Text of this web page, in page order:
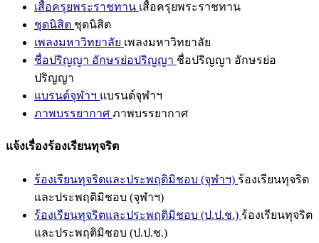
เสื้อครุยพระราชทาน เสื้อครุยพระราชทาน
ชุดนิสิต ชุดนิสิต
เพลงมหาวิทยาลัย เพลงมหาวิทยาลัย
ชื่อปริญญา อักษรย่อปริญญา ชื่อปริญญา อักษรย่อ
ปริญญา
แบรนด์จุฬาฯ แบรนด์จุฬาฯ
ภาพบรรยากาศ ภาพบรรยากาศ
แจ้งเรื่องร้องเรียนทุจริต
ร้องเรียนทุจริตและประพฤติมิชอบ (จุฬาฯ) ร้องเรียนทุจริต
และประพฤติมิชอบ (จุฬาฯ)
ร้องเรียนทุจริตและประพฤติมิชอบ (ป.ป.ช.) ร้องเรียนทุจริต
และประพฤติมิชอบ (ป.ป.ช.)